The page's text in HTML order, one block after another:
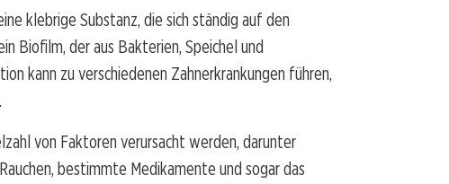
klebrige Substanz, die sich ständig auf den
Biofilm, der aus Bakterien, Speichel und
kann zu verschiedenen Zahnerkrankungen führen,
von Faktoren verursacht werden, darunter
bestimmte Medikamente und sogar das